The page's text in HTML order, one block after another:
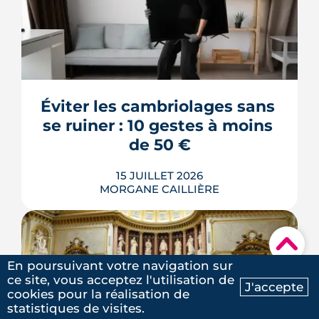
Ma recherche Contactez-nous
▾
L'assurance habitation est obligatoire
pour tout locataire d'une résidence
principale, mais la garantie minimale
légale (les risques locatifs) ne protège
que le logement du propriétaire, pas
c'est une multirisque habitation qu'on
souscrit, et le vrai cho...
LIRE L'ARTICLE
Éviter les cambriolages sans
se ruiner : 10 gestes à moins
de 50 €
15 JUILLET 2026
MORGANE CAILLIÈRE
Verrous tournés, voisins prévenus,
boîte aux lettres sous contrôle : une
grande partie de la protection d'un
logement repose sur des habitudes qui
En poursuivant votre navigation sur
ce site, vous acceptez l'utilisation de
cookies pour la réalisation de
statistiques de visites.
J'accepte